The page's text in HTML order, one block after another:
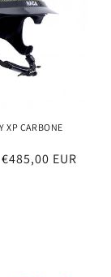
XP CARBONE
Prix
€485,00 EUR